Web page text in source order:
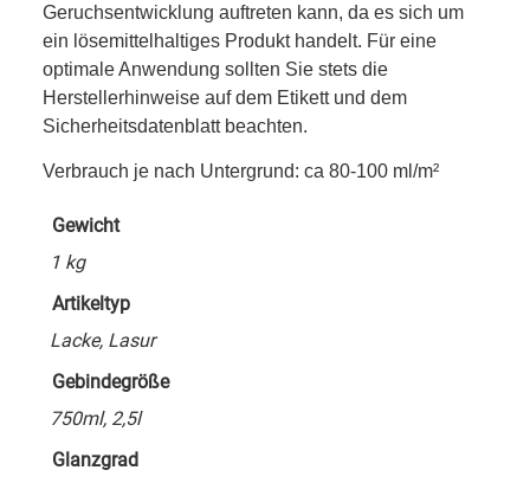
Geruchsentwicklung auftreten kann, da es sich um
ein lösemittelhaltiges Produkt handelt. Für eine
optimale Anwendung sollten Sie stets die
Herstellerhinweise auf dem Etikett und dem
Sicherheitsdatenblatt beachten.
Verbrauch je nach Untergrund: ca 80-100 ml/m²
Gewicht
1 kg
Artikeltyp
Lacke, Lasur
Gebindegröße
750ml, 2,5l
Glanzgrad